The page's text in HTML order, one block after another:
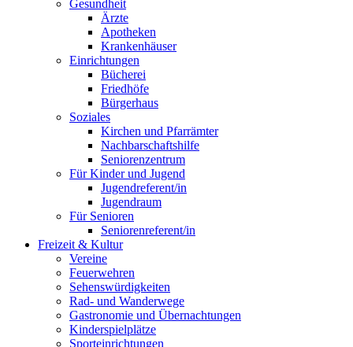
Gesundheit
Ärzte
Apotheken
Krankenhäuser
Einrichtungen
Bücherei
Friedhöfe
Bürgerhaus
Soziales
Kirchen und Pfarrämter
Nachbarschaftshilfe
Seniorenzentrum
Für Kinder und Jugend
Jugendreferent/in
Jugendraum
Für Senioren
Seniorenreferent/in
Freizeit & Kultur
Vereine
Feuerwehren
Sehenswürdigkeiten
Rad- und Wanderwege
Gastronomie und Übernachtungen
Kinderspielplätze
Sporteinrichtungen